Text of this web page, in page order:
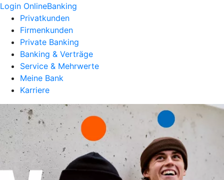
Login OnlineBanking
Privatkunden
Firmenkunden
Private Banking
Banking & Verträge
Service & Mehrwerte
Meine Bank
Karriere